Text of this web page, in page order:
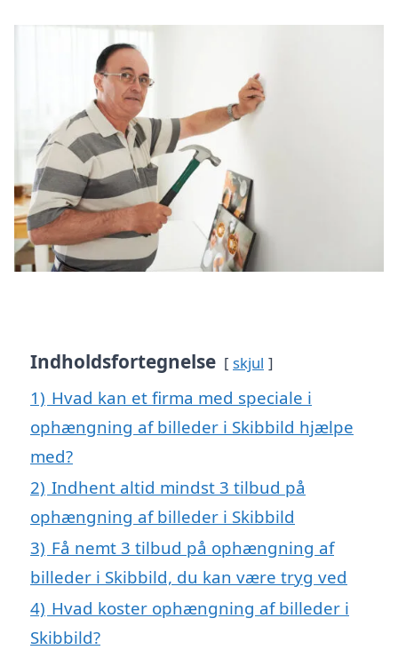
Indholdsfortegnelse skjul
1) Hvad kan et firma med speciale i
ophængning af billeder i Skibbild hjælpe
med?
2) Indhent altid mindst 3 tilbud på
ophængning af billeder i Skibbild
3) Få nemt 3 tilbud på ophængning af
billeder i Skibbild, du kan være tryg ved
4) Hvad koster ophængning af billeder i
Skibbild?